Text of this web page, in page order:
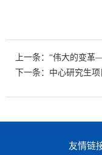
上一条：“伟大的变
下一条：中心研究生
友情链